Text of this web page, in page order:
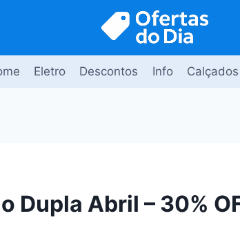
Eletro Descontos Info Calçados
Dupla Abril – 30%